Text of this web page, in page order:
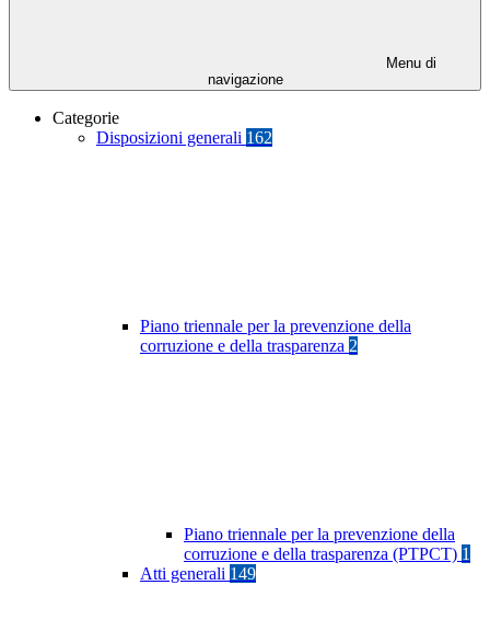
Menu di
navigazione
Categorie
Disposizioni generali 162
Piano triennale per la prevenzione della
corruzione e della trasparenza 2
Piano triennale per la prevenzione della
corruzione e della trasparenza (PTPCT) 1
Atti generali 149